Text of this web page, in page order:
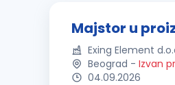
Majstor u
Exing Element
Beograd - Izvan
04.09.2026